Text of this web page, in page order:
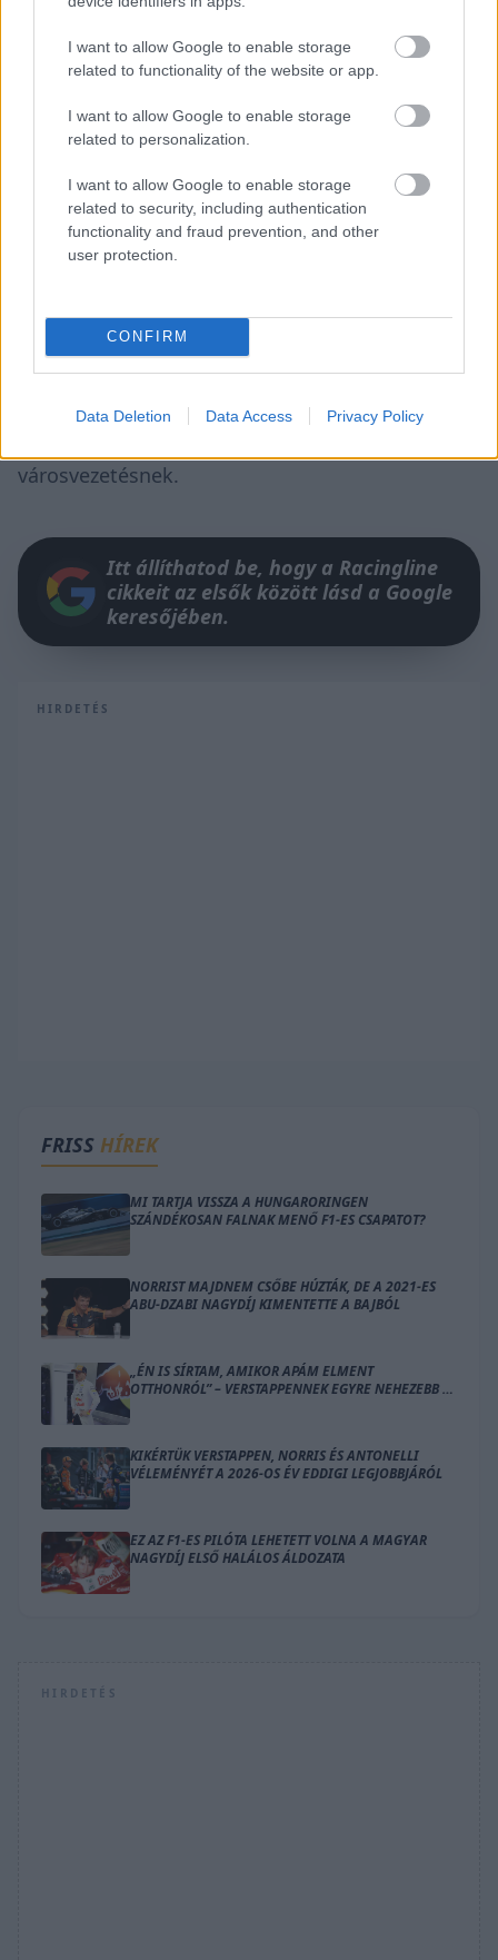
I want to allow Google to enable storage
related to functionality of the website or app.
I want to allow Google to enable storage
related to personalization.
I want to allow Google to enable storage
related to security, including authentication
functionality and fraud prevention, and other
user protection.
CONFIRM
Data Deletion Data Access Privacy Policy
az ország, hanem a pálya is változatlan maradt
A jövő évi madridi versenyre már 50 000 jegyet
eladtak, a futam lefújása pedig nemcsak ez,
illetve a presztízsveszteség miatt lenne nagy
csapás a város számára, hanem politikai
helyhatósági választásokat Spanyolországban,
így már a Spanyol Nagydíj debütálásának egy
évvel való elhalasztása is kudarcot jelentene a
városvezetésnek.
Itt állíthatod be, hogy a Racingline
cikkeit az elsők között lásd a Google
keresőjében.
HIRDETÉS
FRISS HÍREK
MI TARTJA VISSZA A HUNGARORINGEN
SZÁNDÉKOSAN FALNAK MENŐ F1-ES CSAPATOT?
NORRIST MAJDNEM CSŐBE HÚZTÁK, DE A 2021-ES
ABU-DZABI NAGYDÍJ KIMENTETTE A BAJBÓL
„ÉN IS SÍRTAM, AMIKOR APÁM ELMENT
OTTHONRÓL” – VERSTAPPENNEK EGYRE NEHEZEBB A
KIKÉRTÜK VERSTAPPEN, NORRIS ÉS ANTONELLI
VÉLEMÉNYÉT A 2026-OS ÉV EDDIGI LEGJOBBJÁRÓL
EZ AZ F1-ES PILÓTA LEHETETT VOLNA A MAGYAR
NAGYDÍJ ELSŐ HALÁLOS ÁLDOZATA
HIRDETÉS